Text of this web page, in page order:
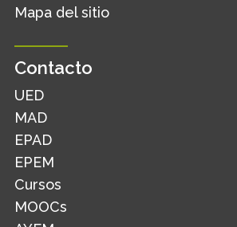
Mapa del sitio
Contacto
UED
MAD
EPAD
EPEM
Cursos
MOOCs